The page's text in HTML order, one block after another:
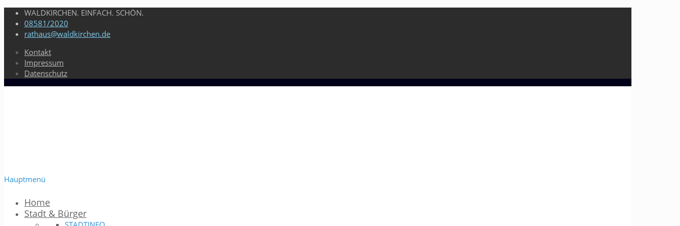
WALDKIRCHEN. EINFACH. SCHÖN.
08581/2020
rathaus@waldkirchen.de
Kontakt
Impressum
Datenschutz
Hauptmenü
Home
Stadt & Bürger